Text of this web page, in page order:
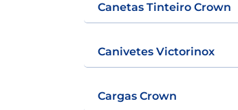
Canetas Tinteiro Crown
Canivetes Victorinox
Cargas Crown